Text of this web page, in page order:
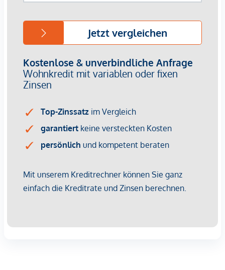
Fertigstellung: Voraussichtlich Q2/2028
dem zu vermittelnden Dritten ein familiäres oder
wirtschaftliches Naheverhältnis besteht.
Infrastruktur / Entfernungen
Klinik <750m